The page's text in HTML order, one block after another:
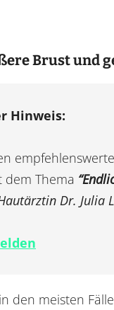
Brust und
Hinweis:
dem Thema
Dr. Julia
den meisten